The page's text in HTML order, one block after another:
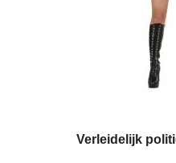
Verleidelijk